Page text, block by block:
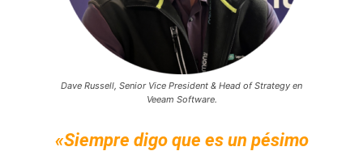
Dave Russell, Senior Vice President & Head of Strategy en
Veeam Software.
«Siempre digo que es un pésimo